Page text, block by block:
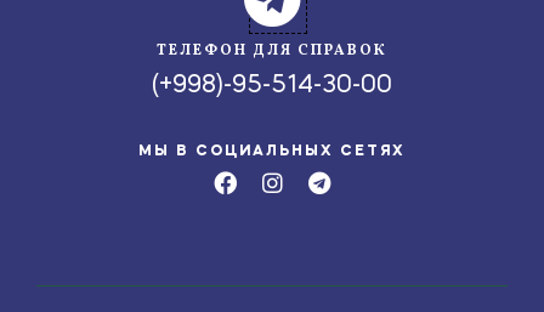
ТЕЛЕФОН ДЛЯ СПРАВОК
(+998)-95-514-30-00
МЫ В СОЦИАЛЬНЫХ СЕТЯХ